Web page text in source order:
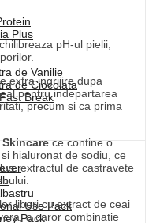
Plus
de Vanilie
de Ciocolata
Break
Use Pack
Pack
pH-ul pielii,
extra ingrijire dupa
pentru indepartarea
precum si ca prima
ce contine o
hialuronat de sodiu, ce
extractul de castravete
liberi cu extract de ceai
a caror combinatie